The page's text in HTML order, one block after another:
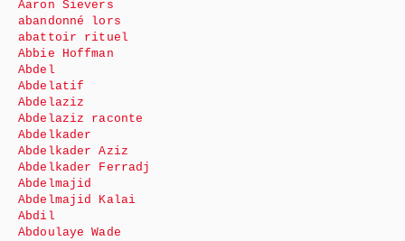
Aaron Sievers
abandonné lors
abattoir rituel
Abbie Hoffman
Abdel
Abdelatif
Abdelaziz
Abdelaziz raconte
Abdelkader
Abdelkader Aziz
Abdelkader Ferradj
Abdelmajid
Abdelmajid Kalai
Abdil
Abdoulaye Wade